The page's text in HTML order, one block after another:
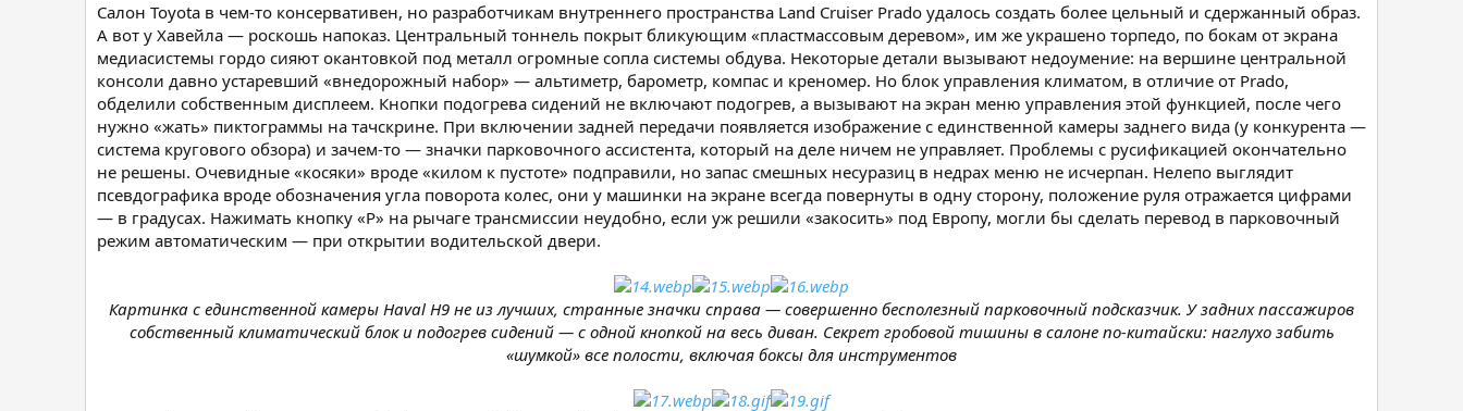
Салон Toyota в чем-то консервативен, но разработчикам внутреннего пространства Land Cruiser Prado удалось создать более цельный и сдержанный образ.
А вот у Хавейла — роскошь напоказ. Центральный тоннель покрыт бликующим «пластмассовым деревом», им же украшено торпедо, по бокам от экрана
медиасистемы гордо сияют окантовкой под металл огромные сопла системы обдува. Некоторые детали вызывают недоумение: на вершине центральной
консоли давно устаревший «внедорожный набор» — альтиметр, барометр, компас и креномер. Но блок управления климатом, в отличие от Prado,
обделили собственным дисплеем. Кнопки подогрева сидений не включают подогрев, а вызывают на экран меню управления этой функцией, после чего
нужно «жать» пиктограммы на тачскрине. При включении задней передачи появляется изображение с единственной камеры заднего вида (у конкурента —
система кругового обзора) и зачем-то — значки парковочного ассистента, который на деле ничем не управляет. Проблемы с русификацией окончательно
не решены. Очевидные «косяки» вроде «килом к пустоте» подправили, но запас смешных несуразиц в недрах меню не исчерпан. Нелепо выглядит
псевдографика вроде обозначения угла поворота колес, они у машинки на экране всегда повернуты в одну сторону, положение руля отражается цифрами
— в градусах. Нажимать кнопку «P» на рычаге трансмиссии неудобно, если уж решили «закосить» под Европу, могли бы сделать перевод в парковочный
режим автоматическим — при открытии водительской двери.
Картинка с единственной камеры Haval H9 не из лучших, странные значки справа — совершенно бесполезный парковочный подсказчик. У задних пассажиров
собственный климатический блок и подогрев сидений — с одной кнопкой на весь диван. Секрет гробовой тишины в салоне по-китайски: наглухо забить
«шумкой» все полости, включая боксы для инструментов